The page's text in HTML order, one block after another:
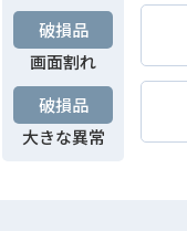
破損品
画面割れ
破損品
大きな異常